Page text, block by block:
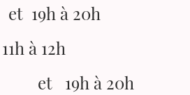
à 20h
11h à 12h
à 20h